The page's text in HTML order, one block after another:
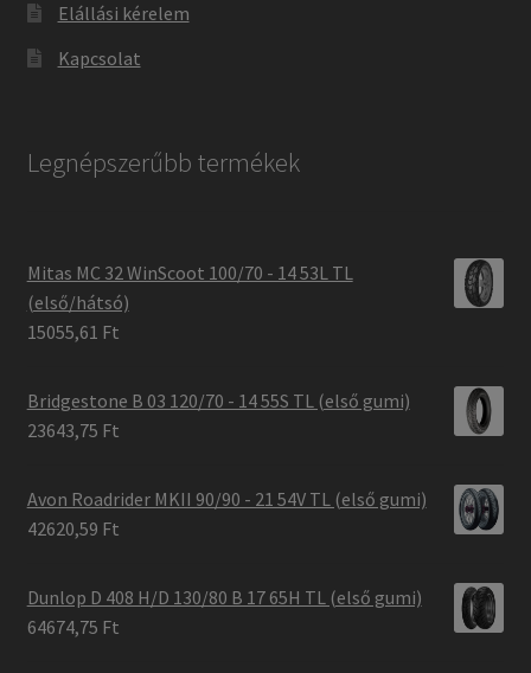
Elállási kérelem
Kapcsolat
Legnépszerűbb termékek
Mitas MC 32 WinScoot 100/70 - 14 53L TL
(első/hátsó)
15055,61 Ft
Bridgestone B 03 120/70 - 14 55S TL (első gumi)
23643,75 Ft
Avon Roadrider MKII 90/90 - 21 54V TL (első gumi)
42620,59 Ft
Dunlop D 408 H/D 130/80 B 17 65H TL (első gumi)
64674,75 Ft